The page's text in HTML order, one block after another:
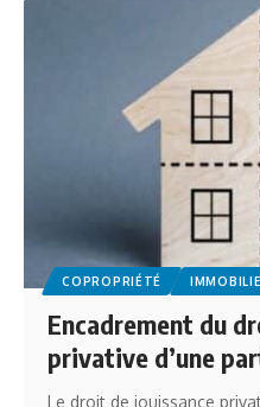
COPROPRIÉTÉ
Encadrement du
privative d’une
Le droit de jouissance